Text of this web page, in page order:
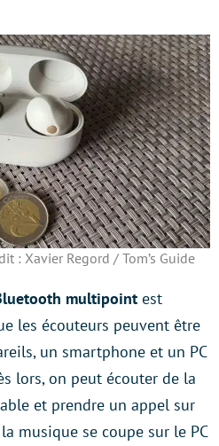
: Xavier Regord / Tom’s Guide
multipoint est
les écouteurs peuvent être
un smartphone et un PC
lors, on peut écouter de la
et prendre un appel sur
musique se coupe sur le PC